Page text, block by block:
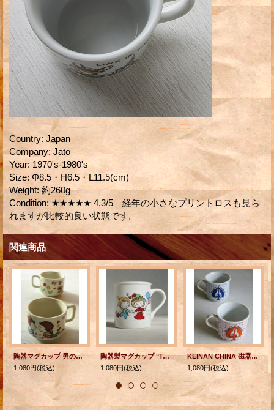
Country: Japan
Company: Jato
Year: 1970's-1980's
Size: Φ8.5・H6.5・L11.5(cm)
Weight: 約260g
Condition: ★★★★★ 4.3/5 経年の小さなプリントロスも見ら
れますが比較的良い状態です。
関連商品
陶器マグカップ 男の子💓女の子 各1個
1,080円(税込)
陶器製マグカップ "ToTe Mo Si YAWASe" 男の子、女の子プリント
1,080円(税込)
KEINAN CHINA 磁器製 ぺアマグカップ B, F,cats& Romance シャム猫
1,080円(税込)